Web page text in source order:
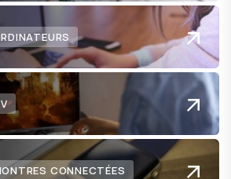
CONNECTÉES